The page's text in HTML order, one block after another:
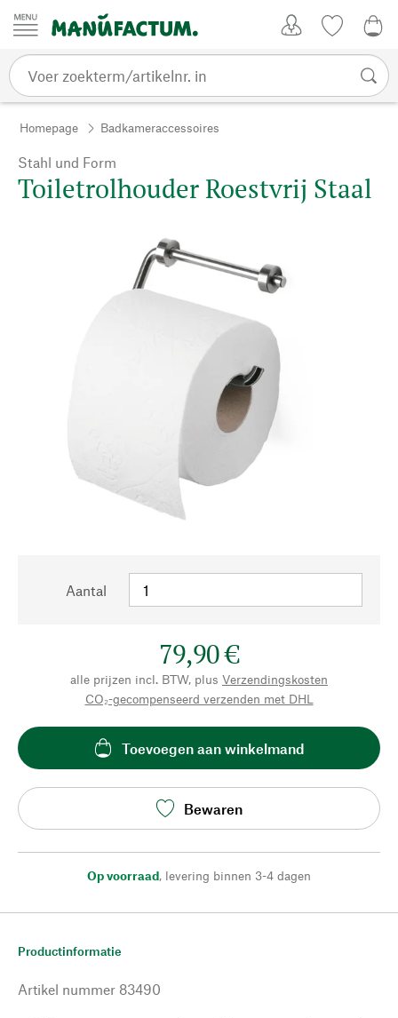
Passer au contenu
Homepage Badkameraccessoires
Stahl und Form
Toiletrolhouder Roestvrij Staal
Aantal
79,90 €
alle prijzen incl. BTW, plus Verzendingskosten
CO₂-gecompenseerd verzenden met DHL
Toevoegen aan winkelmand
Bewaren
Op voorraad, levering binnen 3-4 dagen
Productinformatie
Artikel nummer 83490